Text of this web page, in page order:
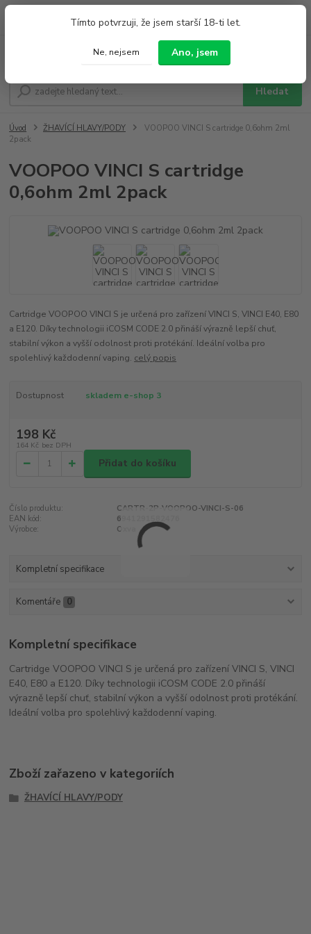
Tímto potvrzuji, že jsem starší 18-ti let.
Ne, nejsem Ano, jsem
Hledat
Po - Pá 9:00 - 19:00 So 9:00 - 14:00
Úvod ŽHAVÍCÍ HLAVY/PODY
VOOPOO VINCI S cartridge 0,6ohm 2ml
2pack
VOOPOO VINCI S cartridge
0,6ohm 2ml 2pack
Cartridge VOOPOO VINCI S je určená pro zařízení VINCI S, VINCI E40, E80
a E120. Díky technologii iCOSM CODE 2.0 přináší výrazně lepší chuť,
stabilní výkon a vyšší odolnost proti protékání. Ideální volba pro
spolehlivý každodenní vaping. celý popis
Dostupnost skladem e-shop 3
198 Kč
164 Kč bez DPH
Přidat do košíku
Číslo produktu:
CARTR-2P-VOOPOO-VINCI-S-06
EAN kód:
6941291582476
Výrobce:
Oxva
Kompletní specifikace
Komentáře 0
Kompletní specifikace
Cartridge VOOPOO VINCI S je určená pro zařízení VINCI S, VINCI
E40, E80 a E120. Díky technologii iCOSM CODE 2.0 přináší
výrazně lepší chuť, stabilní výkon a vyšší odolnost proti protékání.
Ideální volba pro spolehlivý každodenní vaping.
Zboží zařazeno v kategoriích
ŽHAVÍCÍ HLAVY/PODY